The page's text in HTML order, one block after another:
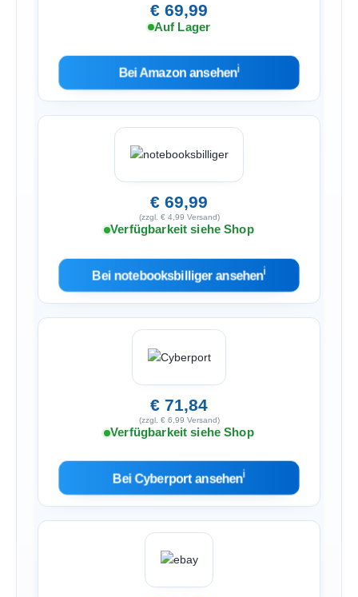
€ 69,99
Auf Lager
Bei Amazon ansehenℹ︎
€ 69,99
(zzgl. € 4,99 Versand)
Verfügbarkeit siehe Shop
Bei notebooksbilliger ansehenℹ︎
€ 71,84
(zzgl. € 6,99 Versand)
Verfügbarkeit siehe Shop
Bei Cyberport ansehenℹ︎